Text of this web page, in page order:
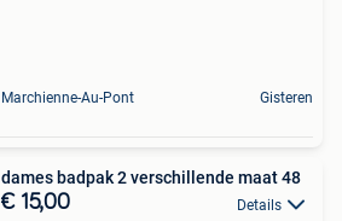
Marchienne-Au-Pont Gisteren
dames badpak 2 verschillende maat 48
€ 15,00 Details